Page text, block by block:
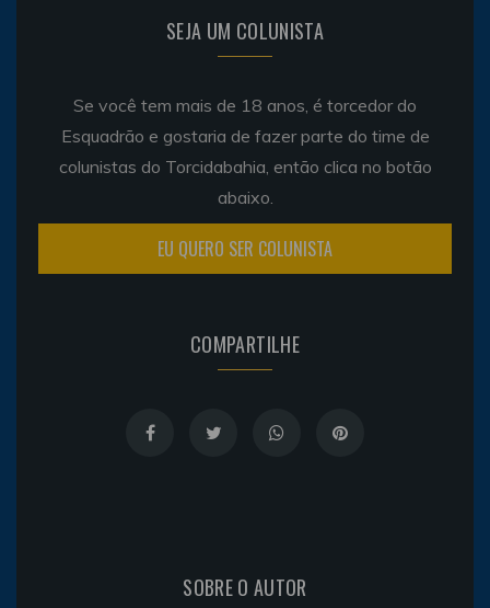
SEJA UM COLUNISTA
Se você tem mais de 18 anos, é torcedor do
Esquadrão e gostaria de fazer parte do time de
colunistas do Torcidabahia, então clica no botão
abaixo.
EU QUERO SER COLUNISTA
COMPARTILHE
SOBRE O AUTOR